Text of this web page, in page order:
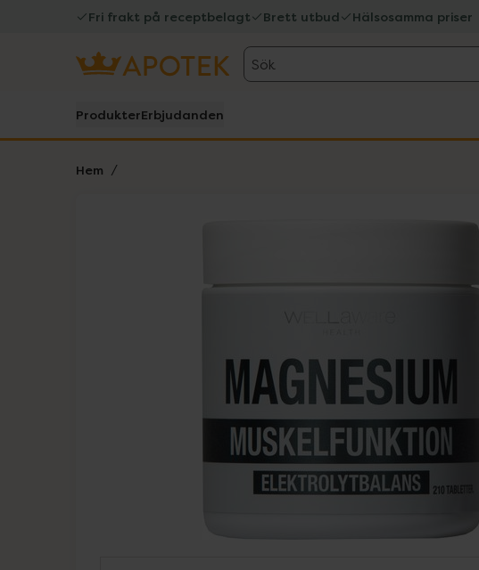
Fri frakt på receptbelagt Brett utbud Hälsosamma priser
Sök
ProdukterErbjudanden
Hem